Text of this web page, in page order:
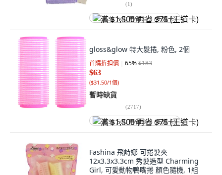
(1)
满 $1,500 再省 $75 (王道卡)
gloss&glow 特大髮捲, 粉色, 2個
首購折扣價 65%$183
$63
($31.50/1個)
暫時缺貨
(2717)
满 $1,500 再省 $75 (王道卡)
Fashina 飛詩娜 可捲髮夾
12x3.3x3.3cm 秀髮造型 Charming
Girl, 可愛動物鴨嘴捲 顏色隨機, 1組